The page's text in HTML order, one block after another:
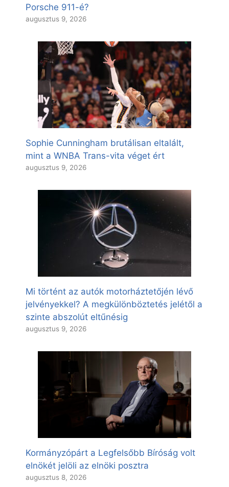
Porsche 911-é?
augusztus 9, 2026
Sophie Cunningham brutálisan eltalált,
mint a WNBA Trans-vita véget ért
augusztus 9, 2026
Mi történt az autók motorháztetőjén lévő
jelvényekkel? A megkülönböztetés jelétől a
szinte abszolút eltűnésig
augusztus 9, 2026
Kormányzópárt a Legfelsőbb Bíróság volt
elnökét jelöli az elnöki posztra
augusztus 8, 2026